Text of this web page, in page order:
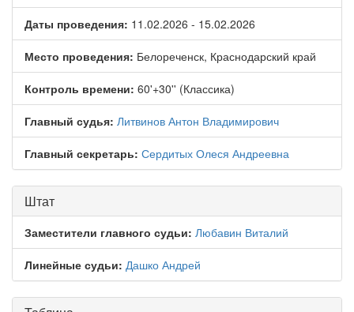
Даты проведения: 11.02.2026 - 15.02.2026
Место проведения: Белореченск, Краснодарский край
Контроль времени: 60'+30'' (Классика)
Главный судья: Литвинов Антон Владимирович
Главный секретарь: Сердитых Олеся Андреевна
Штат
Заместители главного судьи: Любавин Виталий
Линейные судьи: Дашко Андрей